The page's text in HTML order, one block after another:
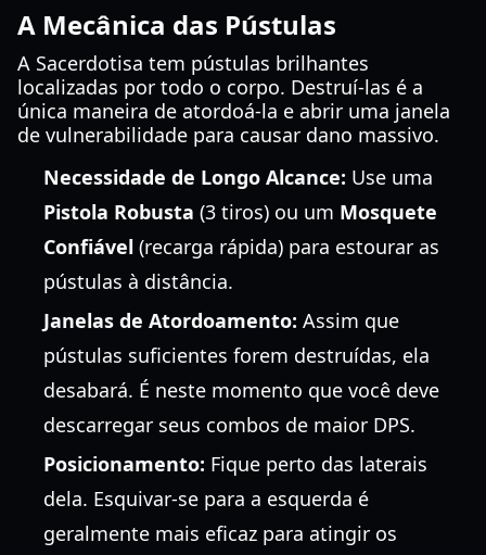
A Mecânica das Pústulas
A Sacerdotisa tem pústulas brilhantes
localizadas por todo o corpo. Destruí-las é a
única maneira de atordoá-la e abrir uma janela
de vulnerabilidade para causar dano massivo.
Necessidade de Longo Alcance: Use uma
Pistola Robusta (3 tiros) ou um Mosquete
Confiável (recarga rápida) para estourar as
pústulas à distância.
Janelas de Atordoamento: Assim que
pústulas suficientes forem destruídas, ela
desabará. É neste momento que você deve
descarregar seus combos de maior DPS.
Posicionamento: Fique perto das laterais
dela. Esquivar-se para a esquerda é
geralmente mais eficaz para atingir os